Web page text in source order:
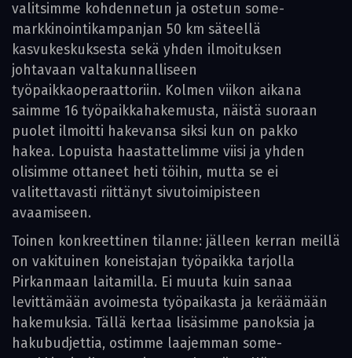
valitsimme kohdennetun ja ostetun some-
markkinointikampanjan 50 km säteellä
kasvukeskuksesta sekä yhden ilmoituksen
johtavaan valtakunnalliseen
työpaikkaoperaattoriin. Kolmen viikon aikana
saimme 16 työpaikkahakemusta, näistä suoraan
puolet ilmoitti hakevansa siksi kun on pakko
hakea. Lopuista haastattelimme viisi ja yhden
olisimme ottaneet heti töihin, mutta se ei
valitettavasti riittänyt sivutoimipisteen
avaamiseen.
Toinen konkreettinen tilanne: jälleen kerran meillä
on vakituinen koneistajan työpaikka tarjolla
Pirkanmaan laitamilla. Ei muuta kuin sanaa
levittämään avoimesta työpaikasta ja keräämään
hakemuksia. Tällä kertaa lisäsimme panoksia ja
hakubudjettia, ostimme laajemman some-